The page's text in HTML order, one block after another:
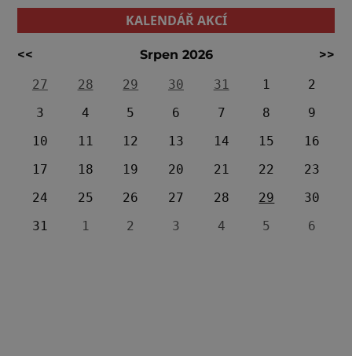
KALENDÁŘ AKCÍ
<< Srpen 2026
>>
27
28 29 30 31 1
2
3
4 5 6 7 8
9
10
11 12 13 14 15
16
17
18 19 20 21 22
23
24
25 26 27 28 29
30
31
1 2 3 4 5 6